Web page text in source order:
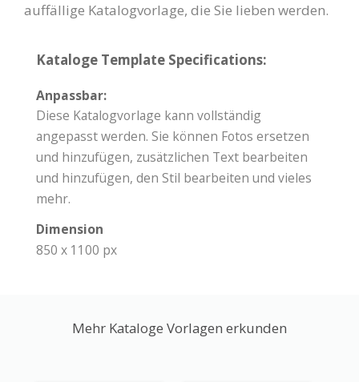
auffällige Katalogvorlage, die Sie lieben werden.
Kataloge Template Specifications:
Anpassbar:
Diese Katalogvorlage kann vollständig
angepasst werden. Sie können Fotos ersetzen
und hinzufügen, zusätzlichen Text bearbeiten
und hinzufügen, den Stil bearbeiten und vieles
mehr.
Dimension
850 x 1100 px
Mehr Kataloge Vorlagen erkunden